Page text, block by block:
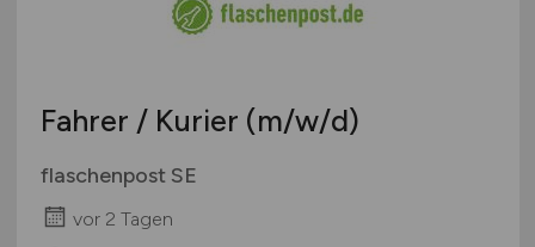
Fahrer / Kurier (m/w/d)
flaschenpost SE
vor 2 Tagen